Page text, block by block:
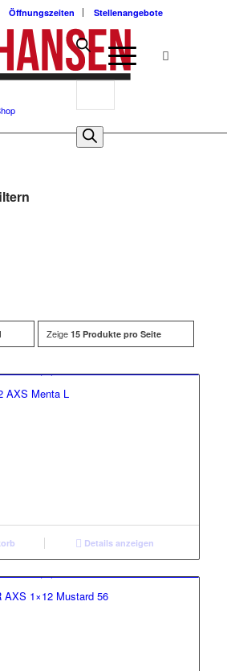
Öffnungszeiten Stellenangebote
Zeige 15 Produkte pro Seite
AXS Menta L
Details anzeigen
AXS 1×12 Mustard 56